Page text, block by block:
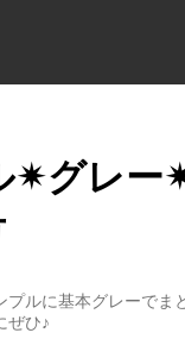
✴︎グレー
プルに基本グレーでま
ぜひ♪